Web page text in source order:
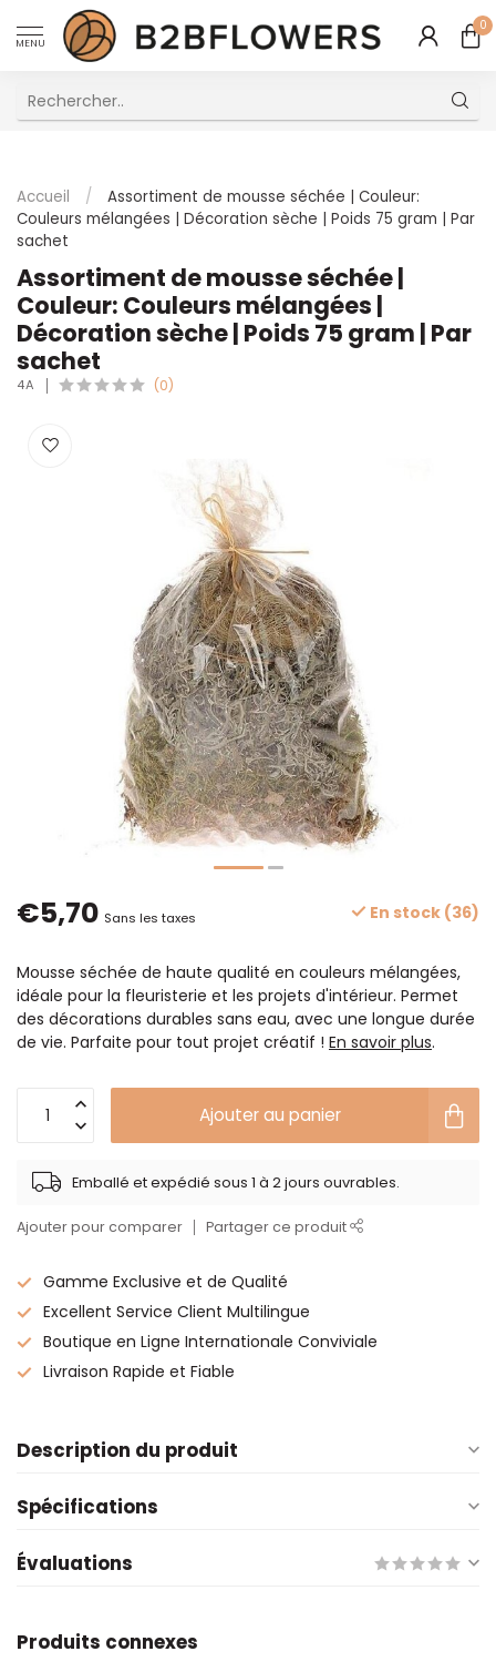
MENU
0
Accueil /
Assortiment de mousse séchée | Couleur:
Couleurs mélangées | Décoration sèche | Poids 75 gram | Par
sachet
Assortiment de mousse séchée |
Couleur: Couleurs mélangées |
Décoration sèche | Poids 75 gram | Par
sachet
4A (0)
€5,70 Sans les taxes En stock (36)
Mousse séchée de haute qualité en couleurs mélangées,
idéale pour la fleuristerie et les projets d'intérieur. Permet
des décorations durables sans eau, avec une longue durée
de vie. Parfaite pour tout projet créatif ! En savoir plus.
Ajouter au panier
Emballé et expédié sous 1 à 2 jours ouvrables.
Ajouter pour comparer Partager ce produit
Gamme Exclusive et de Qualité
Excellent Service Client Multilingue
Boutique en Ligne Internationale Conviviale
Livraison Rapide et Fiable
Description du produit
Spécifications
Évaluations
Produits connexes